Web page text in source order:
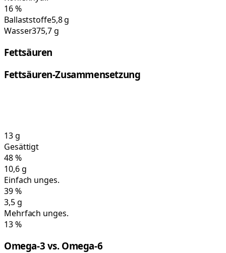
16%
Ballaststoffe5,8 g
Wasser375,7 g
Fettsäuren
Fettsäuren-Zusammensetzung
13g
Gesättigt
48%
10,6g
Einfach unges.
39%
3,5g
Mehrfach unges.
13%
Omega-3 vs. Omega-6